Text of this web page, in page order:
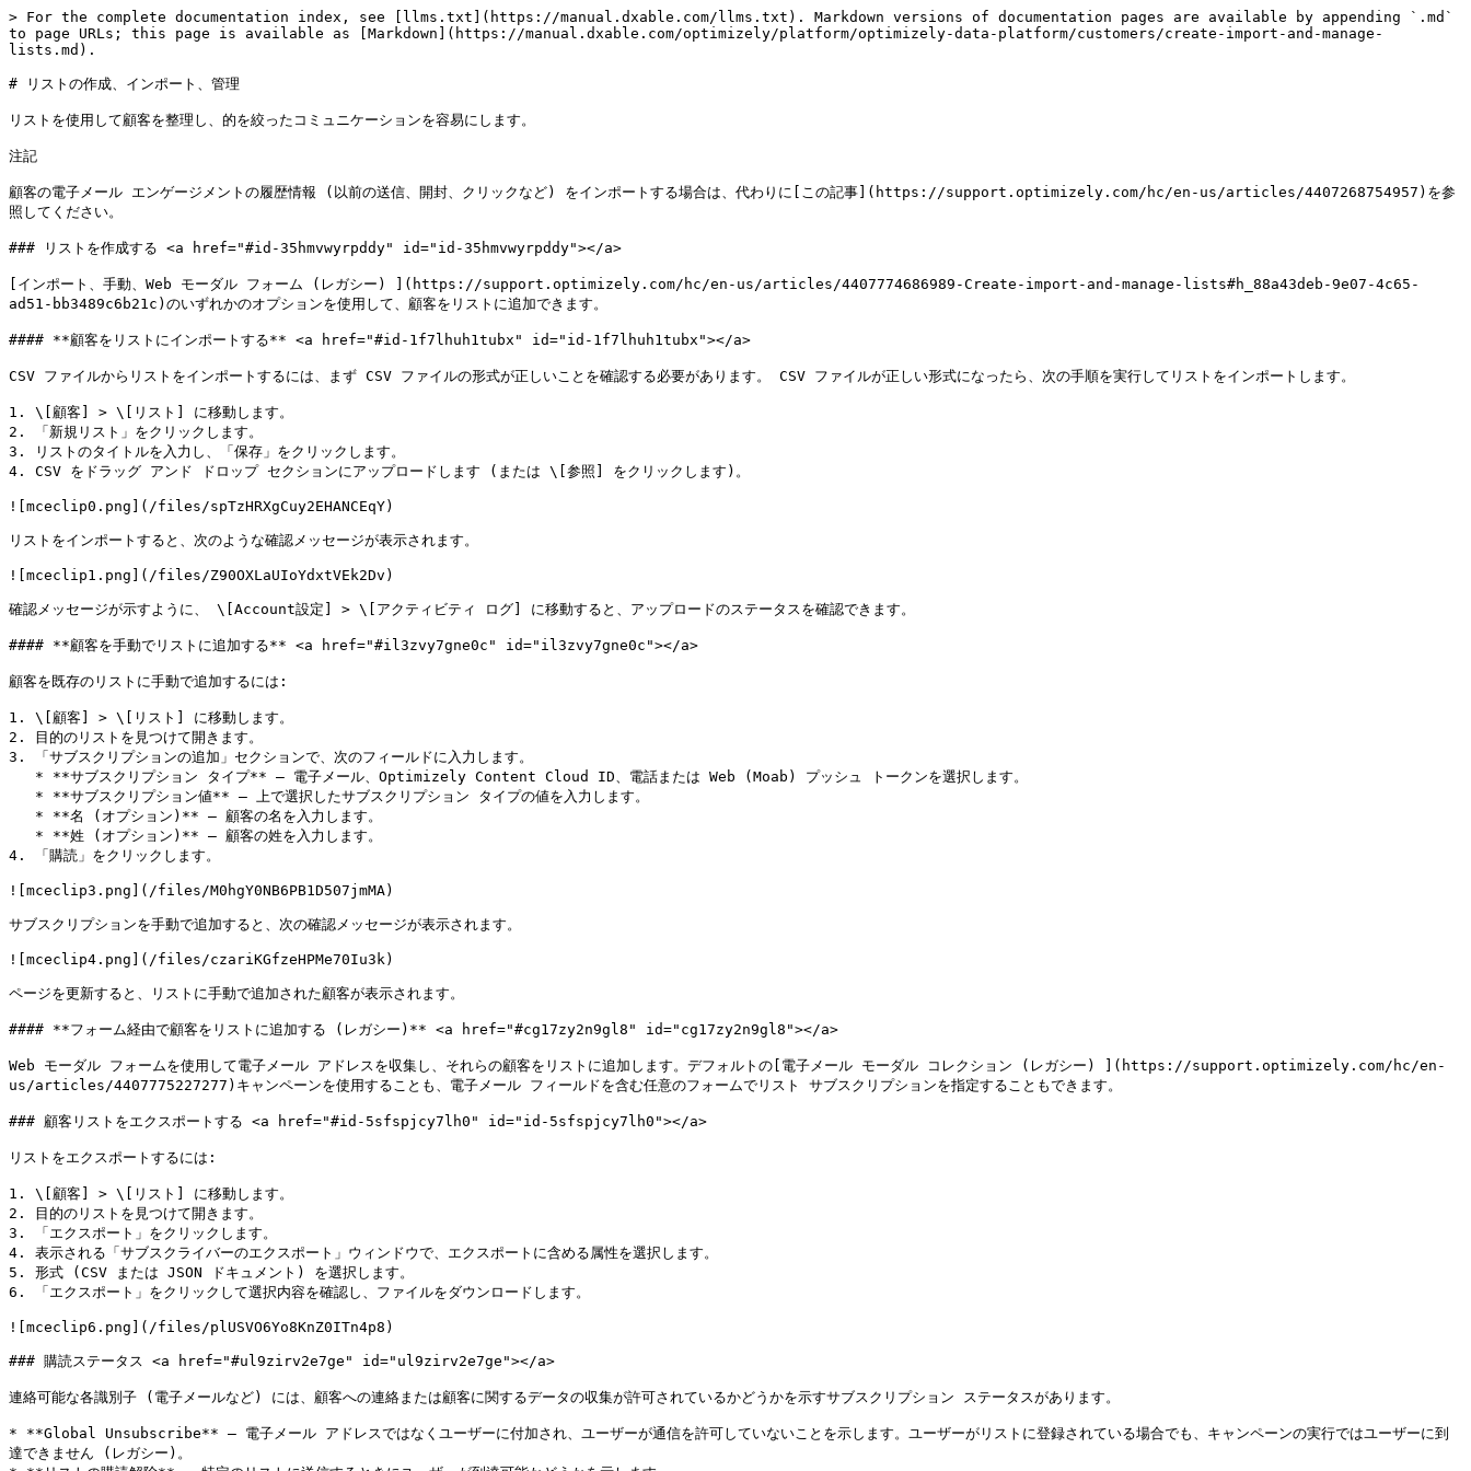
> For the complete documentation index, see [llms.txt](https://manual.dxable.com/llms.txt). Markdown versions of documentation pages are available by appending `.md`
to page URLs; this page is available as [Markdown](https://manual.dxable.com/optimizely/platform/optimizely-data-platform/customers/create-import-and-manage-
lists.md).
# リストの作成、インポート、管理
リストを使用して顧客を整理し、的を絞ったコミュニケーションを容易にします。
注記
顧客の電子メール エンゲージメントの履歴情報 (以前の送信、開封、クリックなど) をインポートする場合は、代わりに[この記事](https://support.optimizely.com/hc/en-us/articles/4407268754957)を参
照してください。
### リストを作成する <a href="#id-35hmvwyrpddy" id="id-35hmvwyrpddy"></a>
[インポート、手動、Web モーダル フォーム (レガシー) ](https://support.optimizely.com/hc/en-us/articles/4407774686989-Create-import-and-manage-lists#h_88a43deb-9e07-4c65-
ad51-bb3489c6b21c)のいずれかのオプションを使用して、顧客をリストに追加できます。
#### **顧客をリストにインポートする** <a href="#id-1f7lhuh1tubx" id="id-1f7lhuh1tubx"></a>
CSV ファイルからリストをインポートするには、まず CSV ファイルの形式が正しいことを確認する必要があります。 CSV ファイルが正しい形式になったら、次の手順を実行してリストをインポートします。
1. \[顧客] > \[リスト] に移動します。
2. 「新規リスト」をクリックします。
3. リストのタイトルを入力し、「保存」をクリックします。
4. CSV をドラッグ アンド ドロップ セクションにアップロードします (または \[参照] をクリックします)。
![mceclip0.png](/files/spTzHRXgCuy2EHANCEqY)
リストをインポートすると、次のような確認メッセージが表示されます。
![mceclip1.png](/files/Z90OXLaUIoYdxtVEk2Dv)
確認メッセージが示すように、 \[Account設定] > \[アクティビティ ログ] に移動すると、アップロードのステータスを確認できます。
#### **顧客を手動でリストに追加する** <a href="#il3zvy7gne0c" id="il3zvy7gne0c"></a>
顧客を既存のリストに手動で追加するには:
1. \[顧客] > \[リスト] に移動します。
2. 目的のリストを見つけて開きます。
3. 「サブスクリプションの追加」セクションで、次のフィールドに入力します。
4. 「購読」をクリックします。
![mceclip3.png](/files/M0hgY0NB6PB1D507jmMA)
サブスクリプションを手動で追加すると、次の確認メッセージが表示されます。
![mceclip4.png](/files/czariKGfzeHPMe70Iu3k)
ページを更新すると、リストに手動で追加された顧客が表示されます。
#### **フォーム経由で顧客をリストに追加する (レガシー)** <a href="#cg17zy2n9gl8" id="cg17zy2n9gl8"></a>
Web モーダル フォームを使用して電子メール アドレスを収集し、それらの顧客をリストに追加します。デフォルトの[電子メール モーダル コレクション (レガシー) ](https://support.optimizely.com/hc/en-
us/articles/4407775227277)キャンペーンを使用することも、電子メール フィールドを含む任意のフォームでリスト サブスクリプションを指定することもできます。
### 顧客リストをエクスポートする <a href="#id-5sfspjcy7lh0" id="id-5sfspjcy7lh0"></a>
リストをエクスポートするには:
1. \[顧客] > \[リスト] に移動します。
2. 目的のリストを見つけて開きます。
3. 「エクスポート」をクリックします。
4. 表示される「サブスクライバーのエクスポート」ウィンドウで、エクスポートに含める属性を選択します。
5. 形式 (CSV または JSON ドキュメント) を選択します。
6. 「エクスポート」をクリックして選択内容を確認し、ファイルをダウンロードします。
![mceclip6.png](/files/plUSVO6Yo8KnZ0ITn4p8)
### 購読ステータス <a href="#ul9zirv2e7ge" id="ul9zirv2e7ge"></a>
連絡可能な各識別子 (電子メールなど) には、顧客への連絡または顧客に関するデータの収集が許可されているかどうかを示すサブスクリプション ステータスがあります。
* **Global Unsubscribe** – 電子メール アドレスではなくユーザーに付加され、ユーザーが通信を許可していないことを示します。ユーザーがリストに登録されている場合でも、キャンペーンの実行ではユーザーに到
達できません (レガシー)。